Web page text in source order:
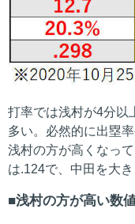
打率では浅村が4分以
多い。必然的に出塁
浅村の方が高くなっ
は.124で、中田を大き
浅村の方が高い数